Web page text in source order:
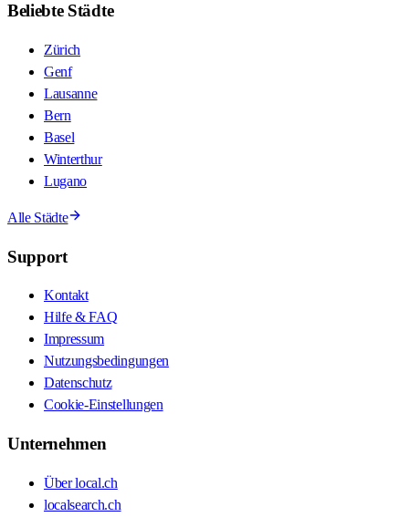
Beliebte Städte
Zürich
Genf
Lausanne
Bern
Basel
Winterthur
Lugano
Alle Städte
Support
Kontakt
Hilfe & FAQ
Impressum
Nutzungsbedingungen
Datenschutz
Cookie-Einstellungen
Unternehmen
Über local.ch
localsearch.ch